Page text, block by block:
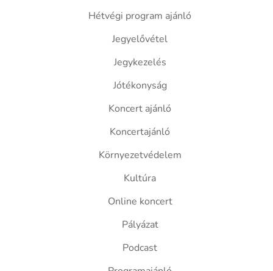
Hétvégi program ajánló
Jegyelővétel
Jegykezelés
Jótékonyság
Koncert ajánló
Koncertajánló
Környezetvédelem
Kultúra
Online koncert
Pályázat
Podcast